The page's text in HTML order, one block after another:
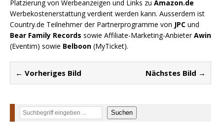
Platzierung von Werbeanzeigen und Links zu Amazon.de
Werbekostenerstattung verdient werden kann. Ausserdem ist
Country.de Teilnehmer der Partnerprogramme von JPC und
Bear Family Records sowie Affiliate-Marketing-AnbieterAwin
(Eventim) sowie Belboon (MyTicket).
← Vorheriges Bild Nächstes Bild →
Suchen Suchen